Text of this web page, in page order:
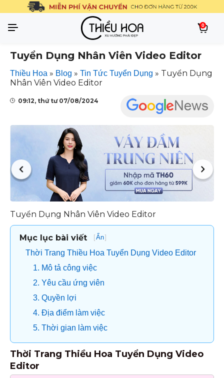
0
Tuyển Dụng Nhân Viên Video Editor
Thiều Hoa » Blog » Tin Tức Tuyển Dụng » Tuyển Dụng
Nhân Viên Video Editor
09:12, thứ tư 07/08/2024
Tuyển Dụng Nhân Viên Video Editor
Mục lục bài viết [Ẩn]
Thời Trang Thiều Hoa Tuyển Dụng Video Editor
1. Mô tả công việc
2. Yêu cầu ứng viên
3. Quyền lợi
4. Địa điểm làm việc
5. Thời gian làm việc
Thời Trang Thiều Hoa Tuyển Dụng Video
Editor